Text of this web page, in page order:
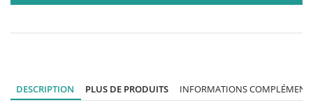
DESCRIPTION PLUS DE PRODUITS INFORMATIONS